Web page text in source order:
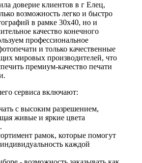
доверие клиентов в г Елец,
возможность легко и быстро
в рамке 30х40, но и
качество конечного
профессиональное
и только качественные
мировых производителей, что
премиум-качество печати
сервиса включают:
с высоким разрешением,
живые и яркие цвета
рамок, которые помогут
каждой